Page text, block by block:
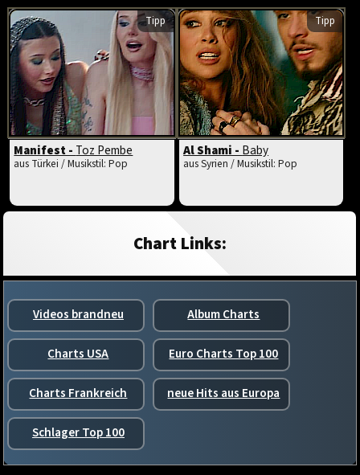
Tipp
Manifest -Toz Pembe
aus Türkei / Musikstil: Pop
Tipp
Al Shami -Baby
aus Syrien / Musikstil: Pop
Chart Links:
Videos brandneu Album Charts
Charts USA Euro Charts Top 100
Charts Frankreich neue Hits aus Europa
Schlager Top 100